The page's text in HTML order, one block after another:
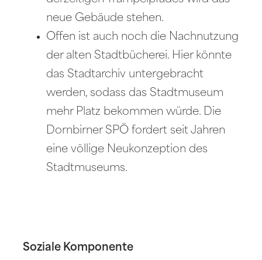
neue Gebäude stehen.
Offen ist auch noch die Nachnutzung
der alten Stadtbücherei. Hier könnte
das Stadtarchiv untergebracht
werden, sodass das Stadtmuseum
mehr Platz bekommen würde. Die
Dornbirner SPÖ fordert seit Jahren
eine völlige Neukonzeption des
Stadtmuseums.
Soziale Komponente